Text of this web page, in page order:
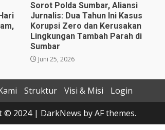
Sorot Polda Sumbar, Aliansi
Jurnalis: Dua Tahun Ini Kasus
Korupsi Zero dan Kerusakan
Lingkungan Tambah Parah di
Sumbar
Juni 25, 2026
Struktur Visi & Misi
Login
© 2024 | DarkNews by AF themes.